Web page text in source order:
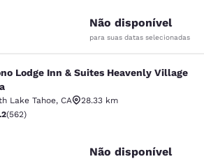
Não disponível
para suas datas selecionadas
Inn & Suites Heavenly
Lodge Inn & Suites Heavenly Village
Lake Tahoe, CA
28.33 km
3.23 estrelas. Bom. 562 avaliações
(562)
Não disponível